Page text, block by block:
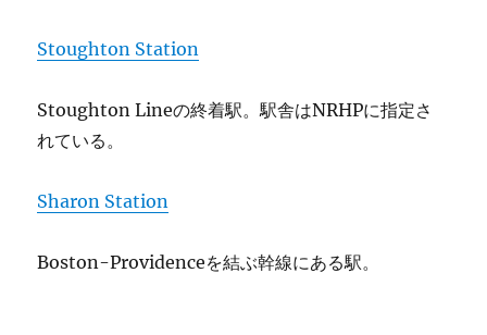
Stoughton Station
Stoughton Lineの終着駅。駅舎はNRHPに指定さ
れている。
Sharon Station
Boston-Providenceを結ぶ幹線にある駅。